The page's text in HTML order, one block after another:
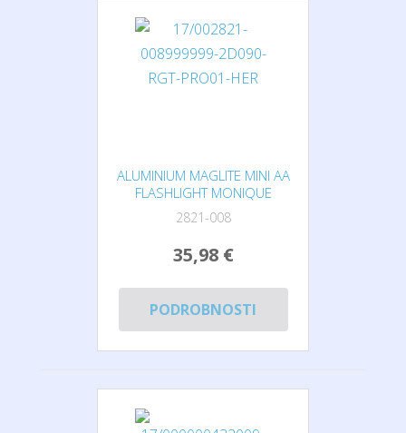
ALUMINIUM MAGLITE MINI AA
FLASHLIGHT MONIQUE
2821-008
35,98 €
PODROBNOSTI